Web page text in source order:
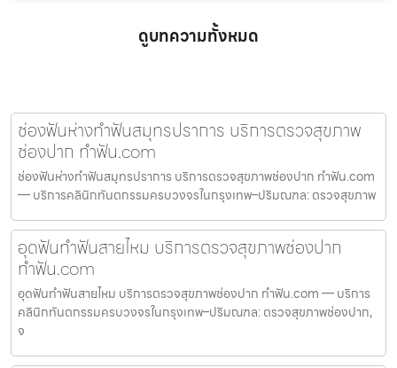
ดูบทความทั้งหมด
ช่องฟันห่างทำฟันสมุทรปราการ บริการตรวจสุขภาพ
ช่องปาก ทำฟัน.com
ช่องฟันห่างทำฟันสมุทรปราการ บริการตรวจสุขภาพช่องปาก ทำฟัน.com
— บริการคลินิกทันตกรรมครบวงจรในกรุงเทพ–ปริมณฑล: ตรวจสุขภาพ
อุดฟันทำฟันสายไหม บริการตรวจสุขภาพช่องปาก
ทำฟัน.com
อุดฟันทำฟันสายไหม บริการตรวจสุขภาพช่องปาก ทำฟัน.com — บริการ
คลินิกทันตกรรมครบวงจรในกรุงเทพ–ปริมณฑล: ตรวจสุขภาพช่องปาก,
จ